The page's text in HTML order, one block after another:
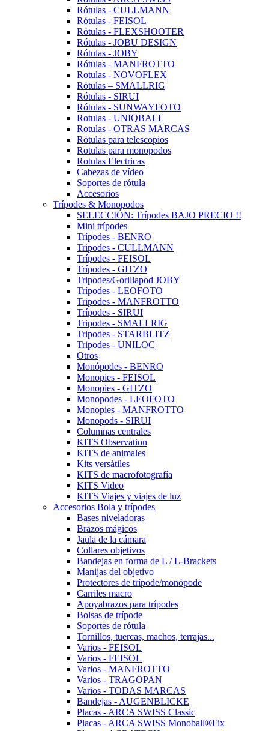
Rótulas - CULLMANN
Rótulas - FEISOL
Rótulas - FLEXSHOOTER
Rótulas - JOBU DESIGN
Rótulas - JOBY
Rótulas - MANFROTTO
Rotulas - NOVOFLEX
Rótulas – SMALLRIG
Rótulas - SIRUI
Rótulas - SUNWAYFOTO
Rotulas - UNIQBALL
Rotulas - OTRAS MARCAS
Rótulas para telescopios
Rotulas para monopodos
Rotulas Electricas
Cabezas de vídeo
Soportes de rótula
Accesorios
Trípodes & Monopodos
SELECCIÓN: Trípodes BAJO PRECIO !!
Mini trípodes
Trípodes - BENRO
Tripodes - CULLMANN
Trípodes - FEISOL
Trípodes - GITZO
Tripodes/Gorillapod JOBY
Trípodes - LEOFOTO
Tripodes - MANFROTTO
Trípodes - SIRUI
Tripodes - SMALLRIG
Tripodes - STARBLITZ
Tripodes - UNILOC
Otros
Monópodes - BENRO
Monopies - FEISOL
Monopies - GITZO
Monopodes - LEOFOTO
Monopies - MANFROTTO
Monopods - SIRUI
Columnas centrales
KITS Observation
KITS de animales
Kits versátiles
KITS de macrofotografía
KITS Video
KITS Viajes y viajes de luz
Accesorios Bola y trípodes
Bases niveladoras
Brazos mágicos
Jaula de la cámara
Collares objetivos
Bandejas en forma de L / L-Brackets
Manijas del objetivo
Protectores de trípode/monópode
Carriles macro
Apoyabrazos para trípodes
Bolsas de trípode
Soportes de rótula
Tornillos, tuercas, machos, terrajas...
Varios - FEISOL
Varios - FEISOL
Varios - MANFROTTO
Varios - TRAGOPAN
Varios - TODAS MARCAS
Bandejas - AUGENBLICKE
Placas - ARCA SWISS Classic
Placas - ARCA SWISS Monoball®Fix